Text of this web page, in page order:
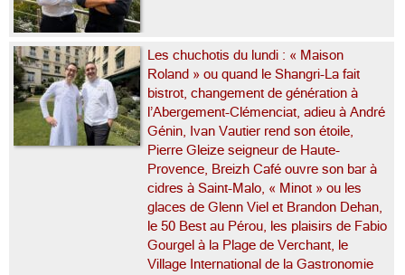
Les chuchotis du lundi : « Maison
Roland » ou quand le Shangri-La fait
bistrot, changement de génération à
l’Abergement-Clémenciat, adieu à André
Génin, Ivan Vautier rend son étoile,
Pierre Gleize seigneur de Haute-
Provence, Breizh Café ouvre son bar à
cidres à Saint-Malo, « Minot » ou les
glaces de Glenn Viel et Brandon Dehan,
le 50 Best au Pérou, les plaisirs de Fabio
Gourgel à la Plage de Verchant, le
Village International de la Gastronomie